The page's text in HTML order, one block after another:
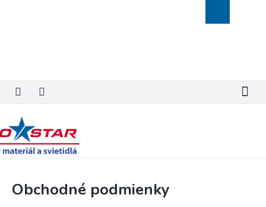
košík
Obchodné podmienky